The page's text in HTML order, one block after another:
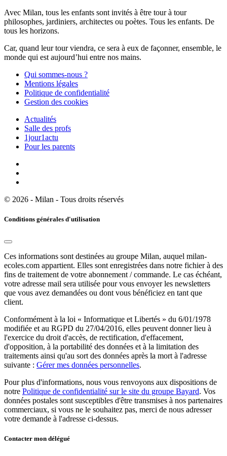
Avec Milan, tous les enfants sont invités à être tour à tour
philosophes, jardiniers, architectes ou poètes. Tous les enfants. De
tous les horizons.
Car, quand leur tour viendra, ce sera à eux de façonner, ensemble, le
monde qui est aujourd’hui entre nos mains.
Qui sommes-nous ?
Mentions légales
Politique de confidentialité
Gestion des cookies
Actualités
Salle des profs
1jour1actu
Pour les parents
© 2026 - Milan - Tous droits réservés
Conditions générales d'utilisation
Ces informations sont destinées au groupe Milan, auquel milan-
ecoles.com appartient. Elles sont enregistrées dans notre fichier à des
fins de traitement de votre abonnement / commande. Le cas échéant,
votre adresse mail sera utilisée pour vous envoyer les newsletters
que vous avez demandées ou dont vous bénéficiez en tant que
client.
Conformément à la loi « Informatique et Libertés » du 6/01/1978
modifiée et au RGPD du 27/04/2016, elles peuvent donner lieu à
l'exercice du droit d'accès, de rectification, d'effacement,
d'opposition, à la portabilité des données et à la limitation des
traitements ainsi qu'au sort des données après la mort à l'adresse
suivante : Gérer mes données personnelles.
Pour plus d'informations, nous vous renvoyons aux dispositions de
notre Politique de confidentialité sur le site du groupe Bayard. Vos
données postales sont susceptibles d'être transmises à nos partenaires
commerciaux, si vous ne le souhaitez pas, merci de nous adresser
votre demande à l'adresse ci-dessus.
Contacter mon délégué